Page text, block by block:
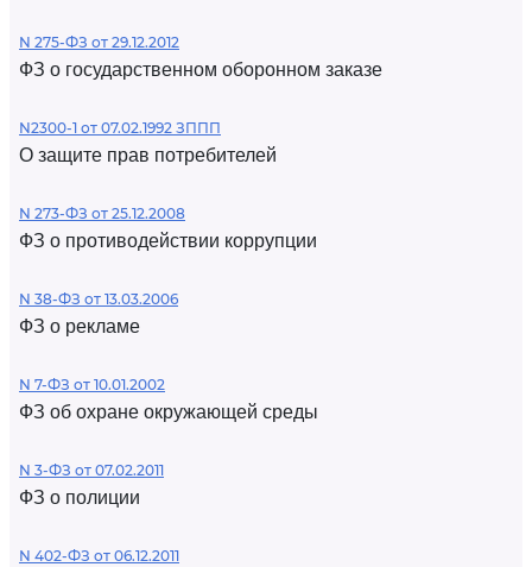
N 275-ФЗ от 29.12.2012
ФЗ о государственном оборонном заказе
N2300-1 от 07.02.1992 ЗППП
О защите прав потребителей
N 273-ФЗ от 25.12.2008
ФЗ о противодействии коррупции
N 38-ФЗ от 13.03.2006
ФЗ о рекламе
N 7-ФЗ от 10.01.2002
ФЗ об охране окружающей среды
N 3-ФЗ от 07.02.2011
ФЗ о полиции
N 402-ФЗ от 06.12.2011